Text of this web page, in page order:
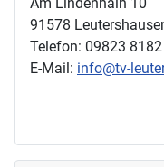
91578
Telefon: 09823 8182
E-Mail: info@tv-